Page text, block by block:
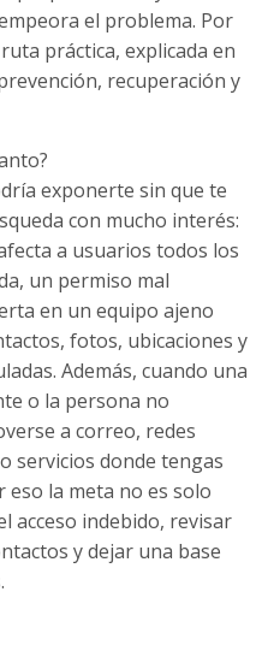
el problema. Por
práctica, explicada en
recuperación y
exponerte sin que te
con mucho interés:
a usuarios todos los
un permiso mal
en un equipo ajeno
fotos, ubicaciones y
Además, cuando una
o la persona no
a correo, redes
servicios donde tengas
eso la meta no es solo
acceso indebido, revisar
y dejar una base